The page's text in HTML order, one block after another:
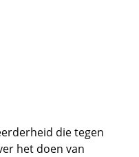
die tegen
het doen van